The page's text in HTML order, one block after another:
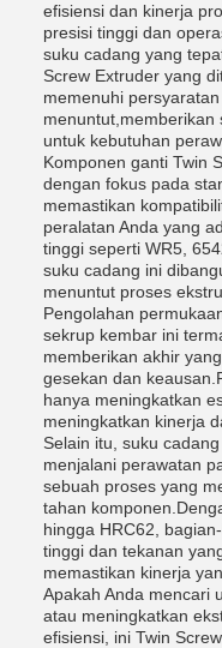
efisiensi dan kinerja
presisi tinggi dan
suku cadang yang
Screw Extruder yang
memenuhi
menuntut,memberikan
untuk kebutuhan
Komponen ganti Twin
dengan fokus pada
memastikan
peralatan Anda yang
tinggi seperti WR5,
suku cadang ini
menuntut proses
Pengolahan
sekrup kembar ini
memberikan akhir
gesekan dan
hanya meningkatkan
meningkatkan kinerja
Selain itu, suku
menjalani perawatan
sebuah proses yang
tahan
hingga HRC62,
tinggi dan tekanan
memastikan kinerja
Apakah Anda mencari
atau meningkatkan
efisiensi, ini Twin